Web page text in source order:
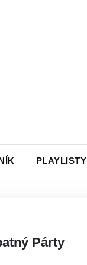
PLAYLISTY
Párty